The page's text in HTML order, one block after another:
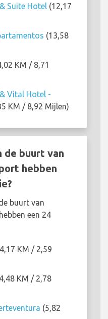
Suite Hotel (12,17
(13,58
KM / 8,71
Vital Hotel -
KM / 8,92 Mijlen)
de buurt van
hebben
buurt van
een 24
KM / 2,59
KM / 2,78
(5,82